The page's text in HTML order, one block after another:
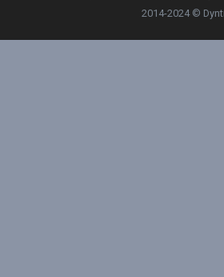
2014-2024 ©